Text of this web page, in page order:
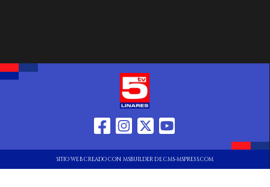
SITIO WEB CREADO CON MSBUILDER DE CMS-MSPRESS.COM